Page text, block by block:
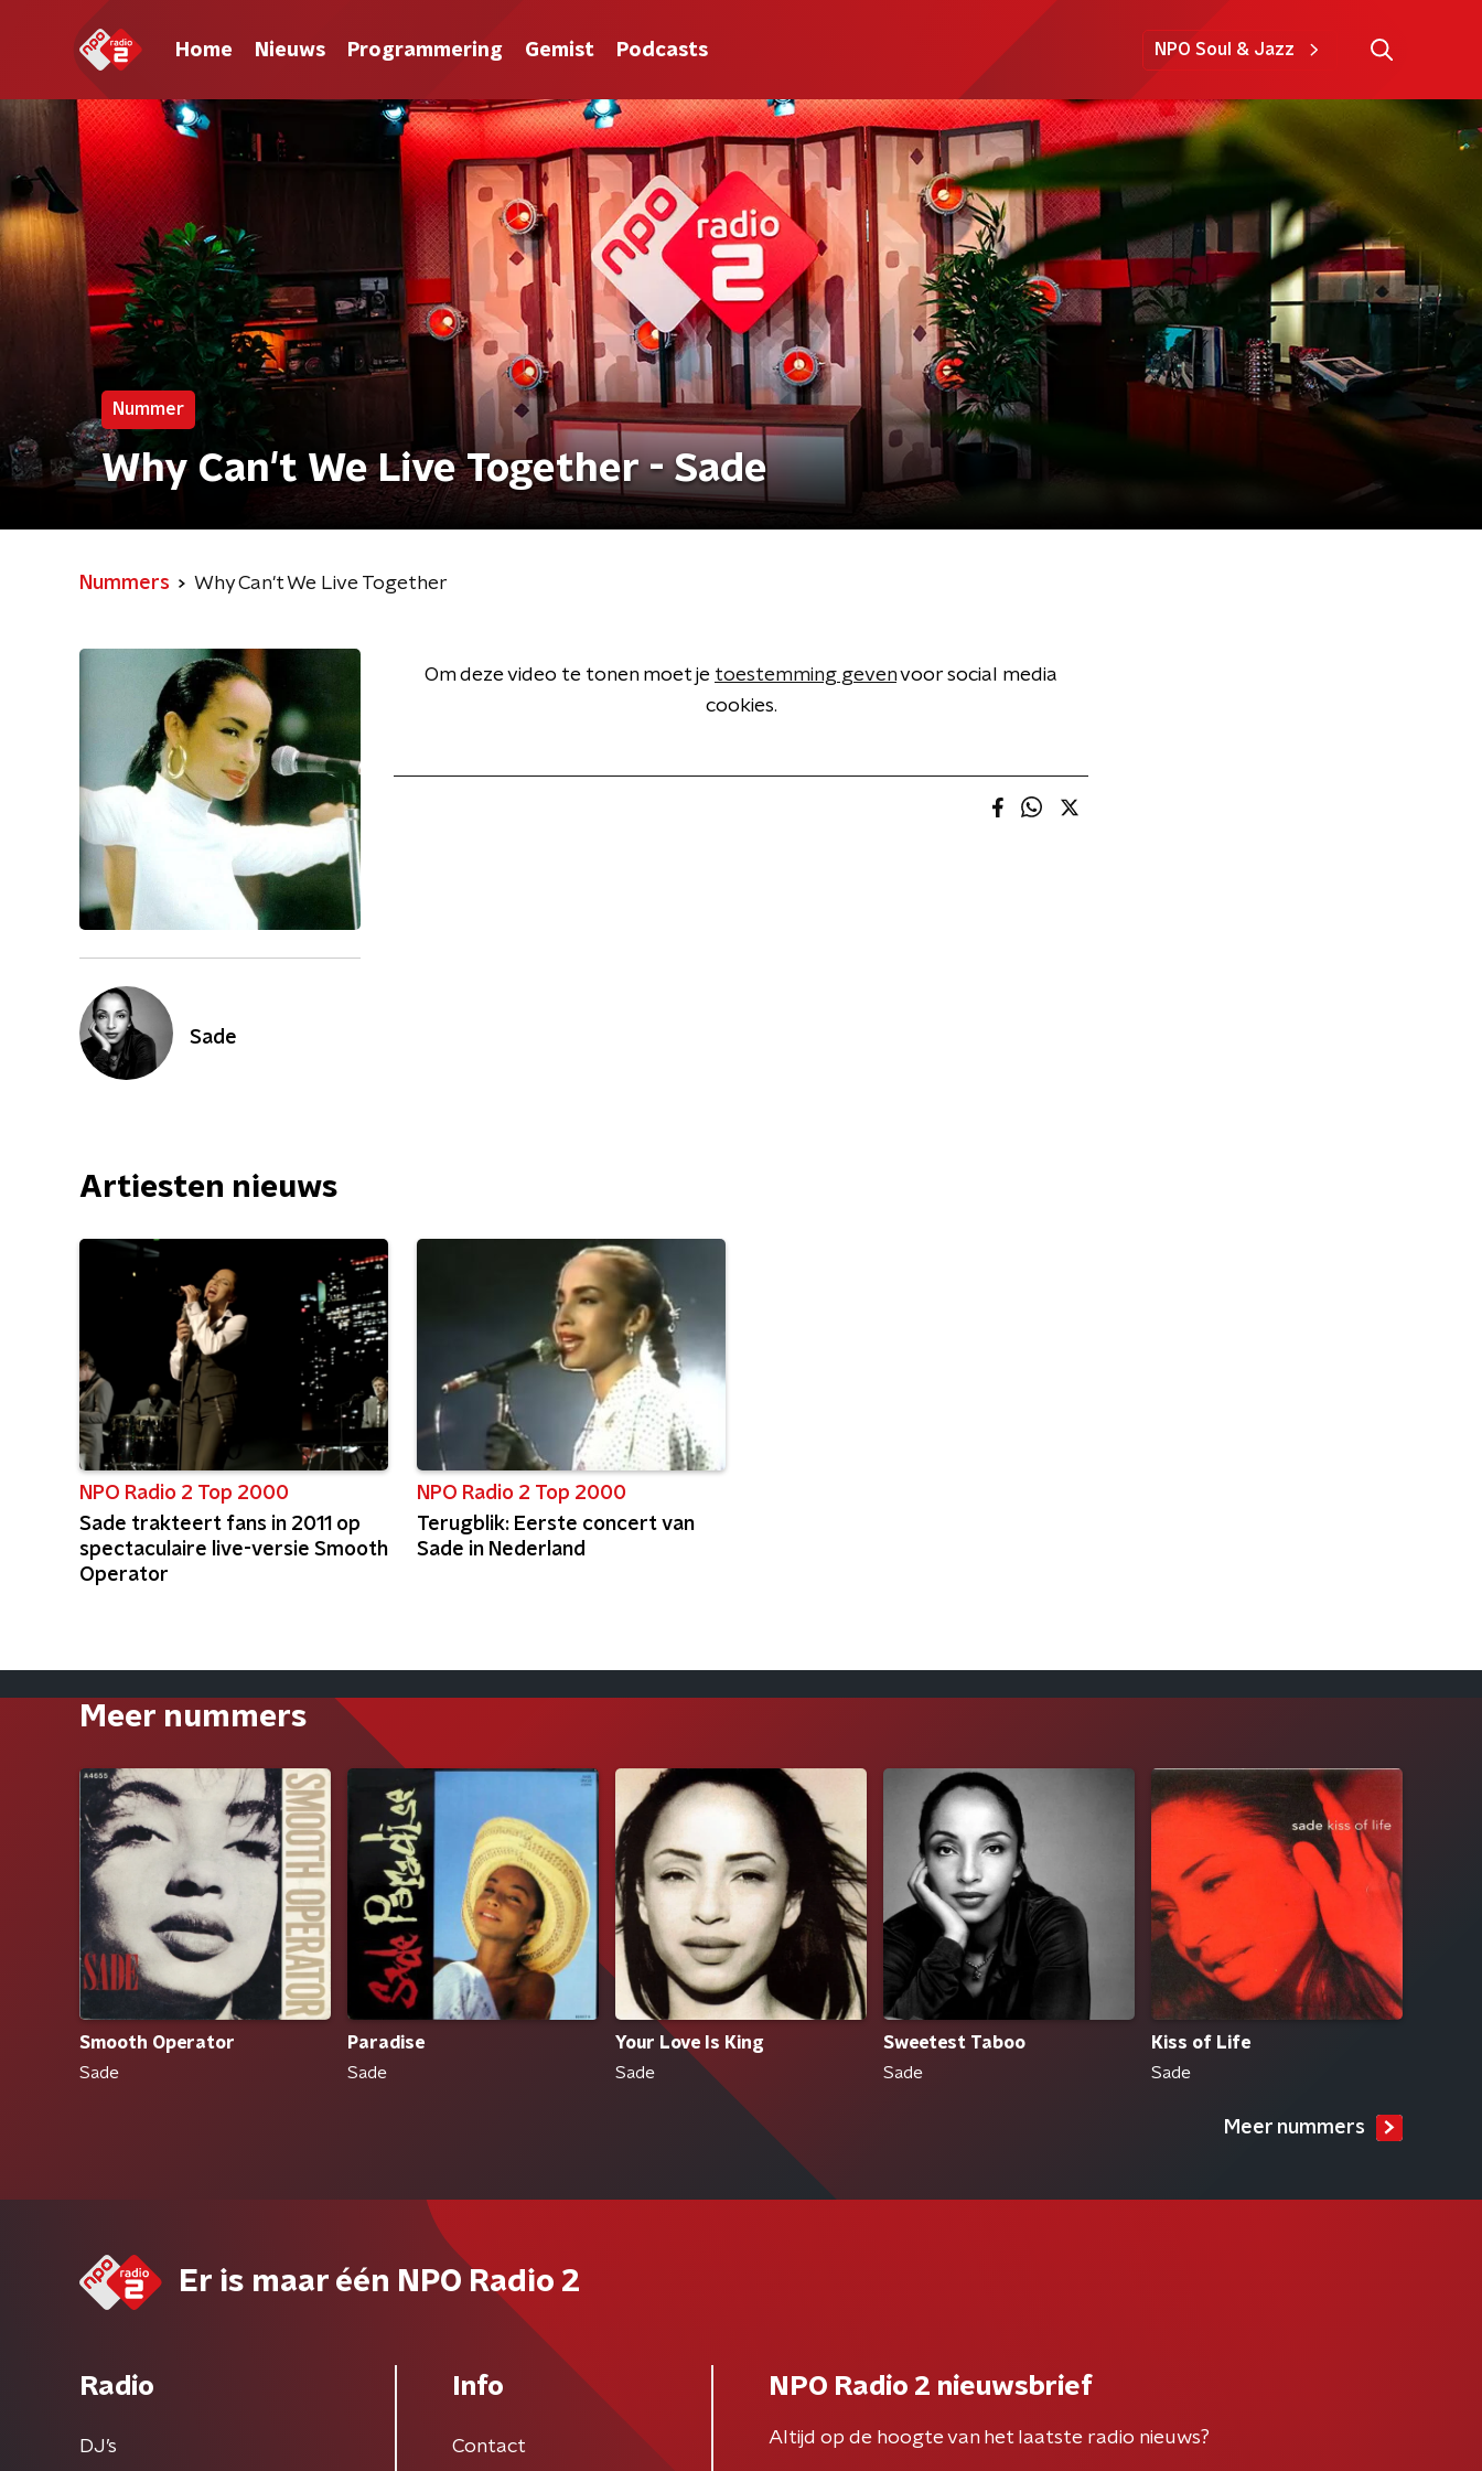
Home Nieuws Programmering Gemist Podcasts NPO Soul & Jazz
Nummer
Why Can't We Live Together - Sade
Nummers Why Can't We Live Together
Sade
Om deze video te tonen moet je toestemming gevenvoor social media
cookies.
Artiesten nieuws
NPO Radio 2 Top 2000
Sade trakteert fans in 2011 op
spectaculaire live-versie Smooth
Operator
NPO Radio 2 Top 2000
Terugblik: Eerste concert van
Sade in Nederland
Meer nummers
Smooth Operator
Sade
Paradise
Sade
Your Love Is King
Sade
Sweetest Taboo
Sade
Kiss of Life
Sade
Meer nummers
Er is maar één NPO Radio 2
Radio
DJ’s
Info
Contact
NPO Radio 2 nieuwsbrief
Altijd op de hoogte van het laatste radio nieuws?